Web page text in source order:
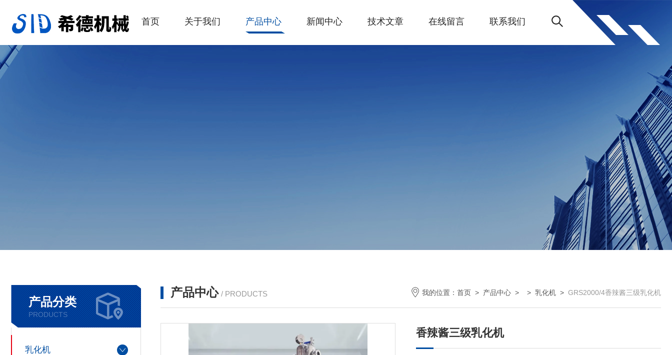
首页 关于我们 产品中心 新闻中心 技术文章 在线留言 联系我们
产品分类
PRODUCTS
乳化机
产品中心 / PRODUCTS 我的位置： 首页 > 产品中心 > > 乳化机 > GRS2000/4香辣酱三级乳化机
香辣酱三级乳化机